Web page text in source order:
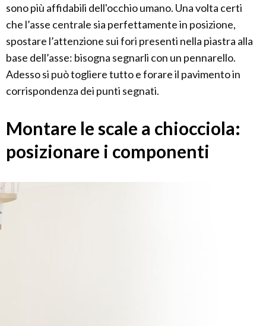
sono più affidabili dell'occhio umano. Una volta certi
che l’asse centrale sia perfettamente in posizione,
spostare l’attenzione sui fori presenti nella piastra alla
base dell’asse: bisogna segnarli con un pennarello.
Adesso si può togliere tutto e forare il pavimento in
corrispondenza dei punti segnati.
Montare le scale a chiocciola:
posizionare i componenti